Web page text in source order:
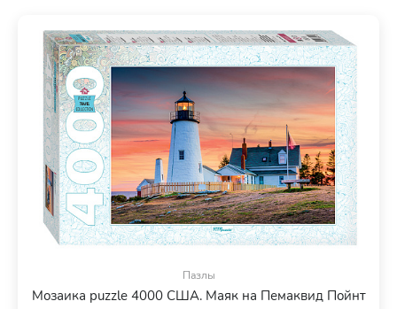
Пазлы
Мозаика puzzle 4000 США. Маяк на Пемаквид Пойнт